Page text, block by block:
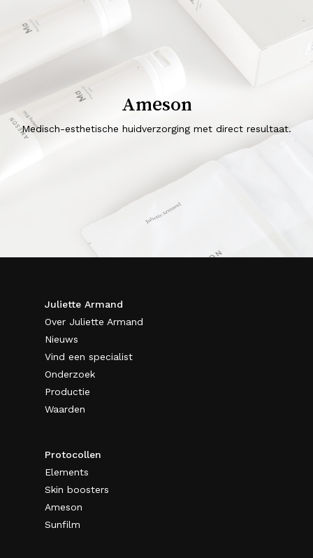
Ameson
Medisch-esthetische huidverzorging met direct resultaat.
Juliette Armand
Over Juliette Armand
Nieuws
Vind een specialist
Onderzoek
Productie
Waarden
Protocollen
Elements
Skin boosters
Ameson
Sunfilm